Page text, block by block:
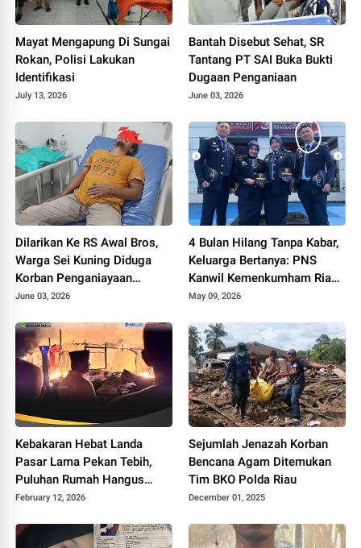
Mayat Mengapung Di Sungai
Rokan, Polisi Lakukan
Identifikasi
July 13, 2026
Bantah Disebut Sehat, SR
Tantang PT SAI Buka Bukti
Dugaan Penganiaan
June 03, 2026
Dilarikan Ke RS Awal Bros,
Warga Sei Kuning Diduga
Korban Penganiayaan
Security PT SAI
June 03, 2026
4 Bulan Hilang Tanpa Kabar,
Keluarga Bertanya: PNS
Kanwil Kemenkumham Riau
Masih Hidup atau Tidak?
May 09, 2026
Kebakaran Hebat Landa
Pasar Lama Pekan Tebih,
Puluhan Rumah Hangus
Dilalap Api
February 12, 2026
Sejumlah Jenazah Korban
Bencana Agam Ditemukan
Tim BKO Polda Riau
December 01, 2025